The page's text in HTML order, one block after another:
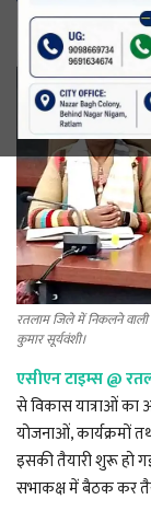
रेलवे
खेल
ज्योतिष
कला-साहित्य
निर्वाचन
धर्म-संस्कृति
करियर
वीडियो
YouTube
रतलाम जिले में निकलने वाली
कुमार सूर्यवंशी।
एसीएन टाइम्स@
से विकास यात्राओं का
योजनाओं, कार्यक्रमों
इसकी तैयारी शुरू हो
सभाकक्ष में बैठक कर